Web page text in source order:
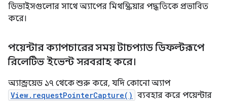
ডিভাইসগুলোর সাথে অ্যাপের মিথস্ক্রিয়ার পদ্ধতিকে প্রভাবিত
করে।
পয়েন্টার ক্যাপচারের সময় টাচপ্যাড ডিফল্টরূপে
রিলেটিভ ইভেন্ট সরবরাহ করে।
অ্যান্ড্রয়েড ১৭ থেকে শুরু করে, যদি কোনো অ্যাপ
View.requestPointerCapture() ব্যবহার করে পয়েন্টার